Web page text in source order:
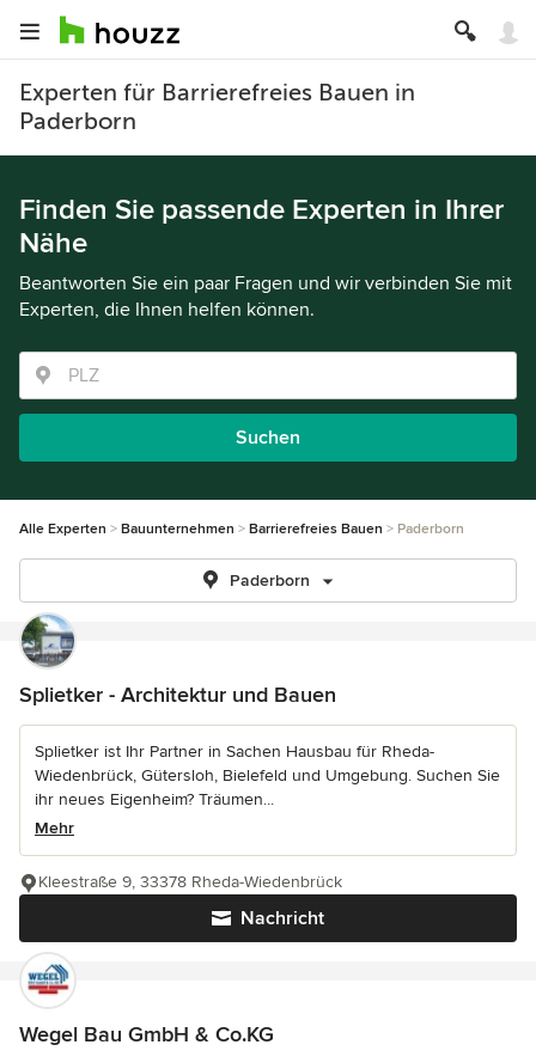
Experten für Barrierefreies Bauen in
Paderborn
Finden Sie passende Experten in Ihrer
Nähe
Beantworten Sie ein paar Fragen und wir verbinden Sie mit
Experten, die Ihnen helfen können.
Suchen
Alle Experten Bauunternehmen Barrierefreies Bauen Paderborn
Paderborn
Splietker - Architektur und Bauen
Splietker ist Ihr Partner in Sachen Hausbau für Rheda-
Wiedenbrück, Gütersloh, Bielefeld und Umgebung. Suchen Sie
ihr neues Eigenheim? Träumen...
Mehr
Nachricht
Kleestraße 9, 33378 Rheda-Wiedenbrück
Wegel Bau GmbH & Co.KG